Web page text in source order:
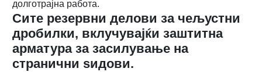
долготрајна работа.
Сите резервни делови за чељустни
дробилки, вклучувајќи заштитна
арматура за засилување на
странични ѕидови.